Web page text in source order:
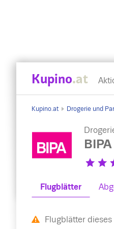
Kupino.at
Kupino.at Drogerie und
Flugblätter
Flugblätter